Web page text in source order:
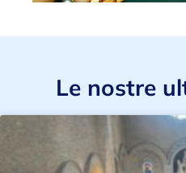
Le nostre